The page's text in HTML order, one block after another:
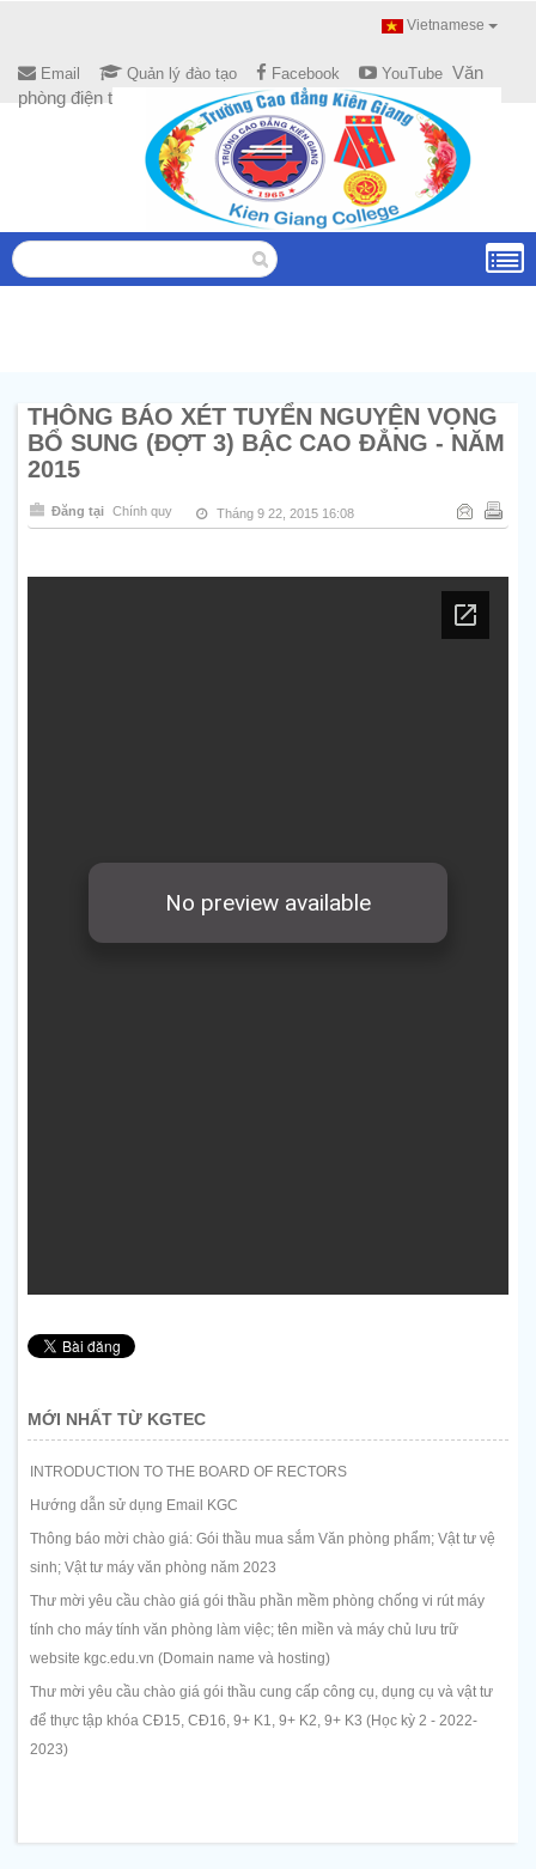
Vietnamese
Email Quản lý đào tạo Facebook YouTube Văn
phòng điện tử
THÔNG BÁO XÉT TUYỂN NGUYỆN VỌNG
BỔ SUNG (ĐỢT 3) BẬC CAO ĐẲNG - NĂM
2015
Đăng tại Chính quy Tháng 9 22, 2015 16:08
MỚI NHẤT TỪ KGTEC
INTRODUCTION TO THE BOARD OF RECTORS
Hướng dẫn sử dụng Email KGC
Thông báo mời chào giá: Gói thầu mua sắm Văn phòng phẩm; Vật tư vệ
sinh; Vật tư máy văn phòng năm 2023
Thư mời yêu cầu chào giá gói thầu phần mềm phòng chống vi rút máy
tính cho máy tính văn phòng làm việc; tên miền và máy chủ lưu trữ
website kgc.edu.vn (Domain name và hosting)
Thư mời yêu cầu chào giá gói thầu cung cấp công cụ, dụng cụ và vật tư
để thực tập khóa CĐ15, CĐ16, 9+ K1, 9+ K2, 9+ K3 (Học kỳ 2 - 2022-
2023)